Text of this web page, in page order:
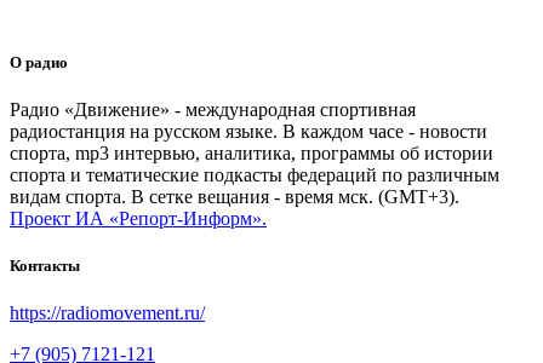
О радио
Радио «Движение» - международная спортивная
радиостанция на русском языке. В каждом часе - новости
спорта, mp3 интервью, аналитика, программы об истории
спорта и тематические подкасты федераций по различным
видам спорта. В сетке вещания - время мск. (GMT+3).
Проект ИА «Репорт-Информ».
Контакты
https://radiomovement.ru/
+7 (905) 7121-121